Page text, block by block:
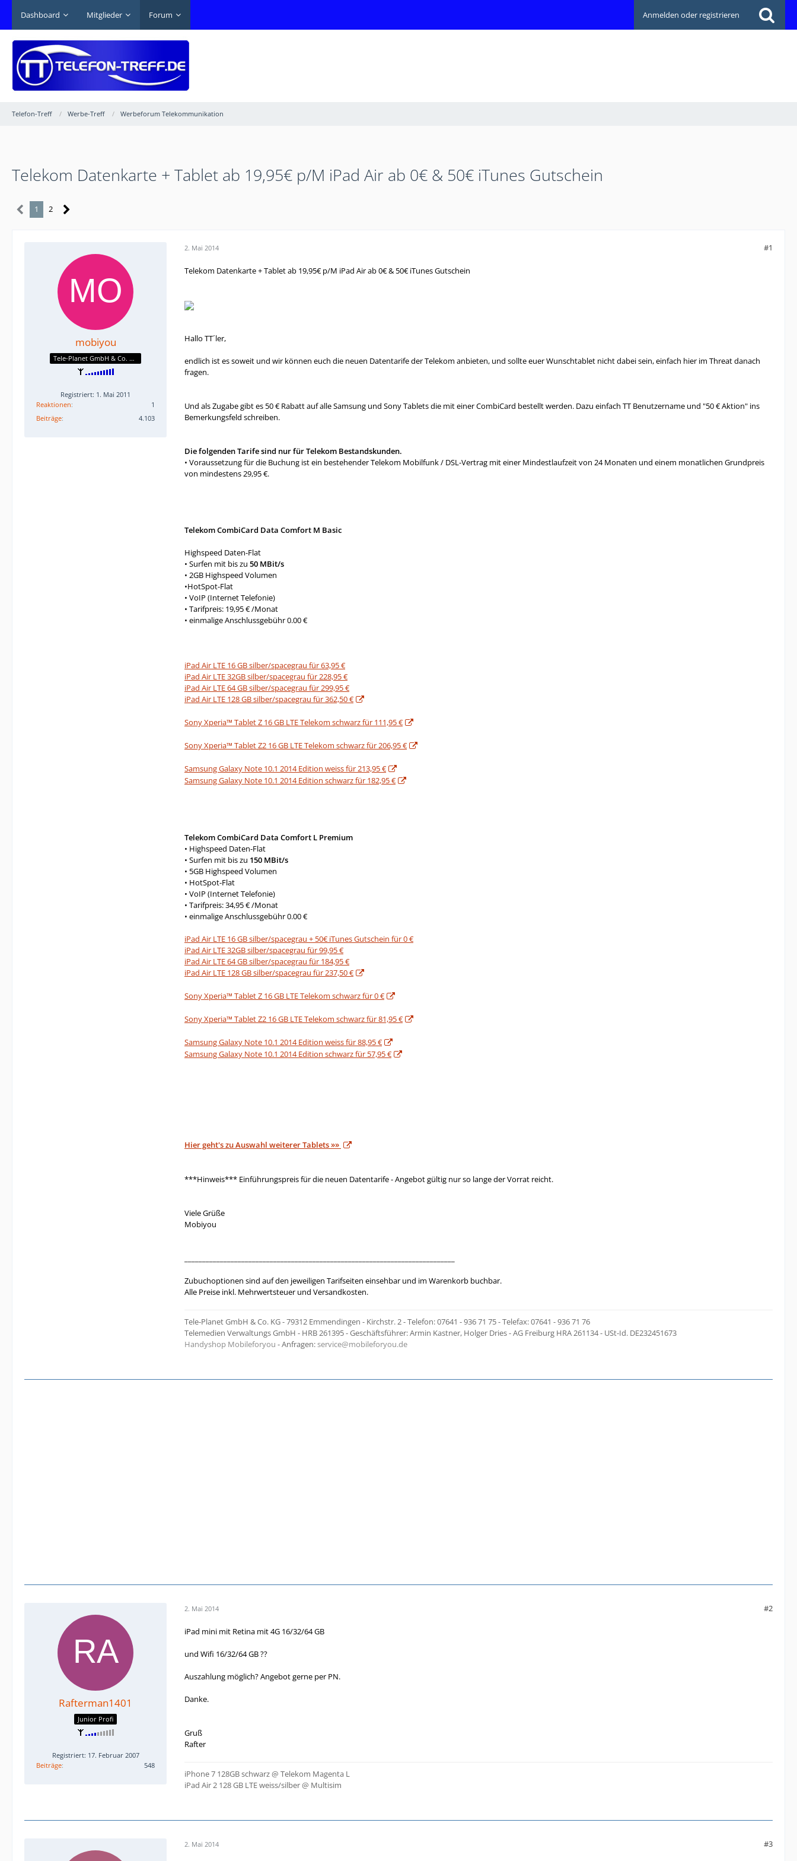
Dashboard Mitglieder Forum Anmelden oder registrieren
Telefon-Treff Werbe-Treff Werbeforum Telekommunikation
Telekom Datenkarte + Tablet ab 19,95€ p/M iPad Air ab 0€ & 50€ iTunes Gutschein
1 2
mobiyou
Tele-Planet GmbH & Co. KG
Registriert: 1. Mai 2011
Reaktionen
1
Beiträge
4.103
2. Mai 2014 #1
Telekom Datenkarte + Tablet ab 19,95€ p/M iPad Air ab 0€ & 50€ iTunes Gutschein
Hallo TT´ler,
endlich ist es soweit und wir können euch die neuen Datentarife der Telekom anbieten, und sollte euer Wunschtablet nicht dabei sein, einfach hier im Threat danach
fragen.
Und als Zugabe gibt es 50 € Rabatt auf alle Samsung und Sony Tablets die mit einer CombiCard bestellt werden. Dazu einfach TT Benutzername und "50 € Aktion" ins
Bemerkungsfeld schreiben.
Die folgenden Tarife sind nur für Telekom Bestandskunden.
• Voraussetzung für die Buchung ist ein bestehender Telekom Mobilfunk / DSL-Vertrag mit einer Mindestlaufzeit von 24 Monaten und einem monatlichen Grundpreis
von mindestens 29,95 €.
Telekom CombiCard Data Comfort M Basic
Highspeed Daten-Flat
• Surfen mit bis zu 50 MBit/s
• 2GB Highspeed Volumen
•HotSpot-Flat
• VoIP (Internet Telefonie)
• Tarifpreis: 19,95 € /Monat
• einmalige Anschlussgebühr 0.00 €
iPad Air LTE 16 GB silber/spacegrau für 63,95 €
iPad Air LTE 32GB silber/spacegrau für 228,95 €
iPad Air LTE 64 GB silber/spacegrau für 299,95 €
iPad Air LTE 128 GB silber/spacegrau für 362,50 €
Sony Xperia™ Tablet Z 16 GB LTE Telekom schwarz für 111,95 €
Sony Xperia™ Tablet Z2 16 GB LTE Telekom schwarz für 206,95 €
Samsung Galaxy Note 10.1 2014 Edition weiss für 213,95 €
Samsung Galaxy Note 10.1 2014 Edition schwarz für 182,95 €
Telekom CombiCard Data Comfort L Premium
• Highspeed Daten-Flat
• Surfen mit bis zu 150 MBit/s
• 5GB Highspeed Volumen
• HotSpot-Flat
• VoIP (Internet Telefonie)
• Tarifpreis: 34,95 € /Monat
• einmalige Anschlussgebühr 0.00 €
iPad Air LTE 16 GB silber/spacegrau + 50€ iTunes Gutschein für 0 €
iPad Air LTE 32GB silber/spacegrau für 99,95 €
iPad Air LTE 64 GB silber/spacegrau für 184,95 €
iPad Air LTE 128 GB silber/spacegrau für 237,50 €
Sony Xperia™ Tablet Z 16 GB LTE Telekom schwarz für 0 €
Sony Xperia™ Tablet Z2 16 GB LTE Telekom schwarz für 81,95 €
Samsung Galaxy Note 10.1 2014 Edition weiss für 88,95 €
Samsung Galaxy Note 10.1 2014 Edition schwarz für 57,95 €
Hier geht's zu Auswahl weiterer Tablets »»
***Hinweis*** Einführungspreis für die neuen Datentarife - Angebot gültig nur so lange der Vorrat reicht.
Viele Grüße
Mobiyou
Zubuchoptionen sind auf den jeweiligen Tarifseiten einsehbar und im Warenkorb buchbar.
Alle Preise inkl. Mehrwertsteuer und Versandkosten.
Tele-Planet GmbH & Co. KG - 79312 Emmendingen - Kirchstr. 2 - Telefon: 07641 - 936 71 75 - Telefax: 07641 - 936 71 76
Telemedien Verwaltungs GmbH - HRB 261395 - Geschäftsführer: Armin Kastner, Holger Dries - AG Freiburg HRA 261134 - USt-Id. DE232451673
Handyshop Mobileforyou - Anfragen:service@mobileforyou.de
Rafterman1401
Junior Profi
Registriert: 17. Februar 2007
Beiträge
548
2. Mai 2014 #2
iPad mini mit Retina mit 4G 16/32/64 GB
und Wifi 16/32/64 GB ??
Auszahlung möglich? Angebot gerne per PN.
Danke.
Gruß
Rafter
iPhone 7 128GB schwarz @ Telekom Magenta L
iPad Air 2 128 GB LTE weiss/silber @ Multisim
2. Mai 2014 #3